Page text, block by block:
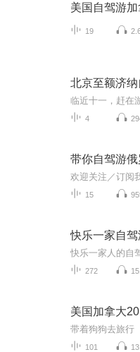
美国自驾游加
19
北京至额济
4
带你自驾游
15
快乐一家自驾
272
美国加拿大
带着狗狗去旅行
101